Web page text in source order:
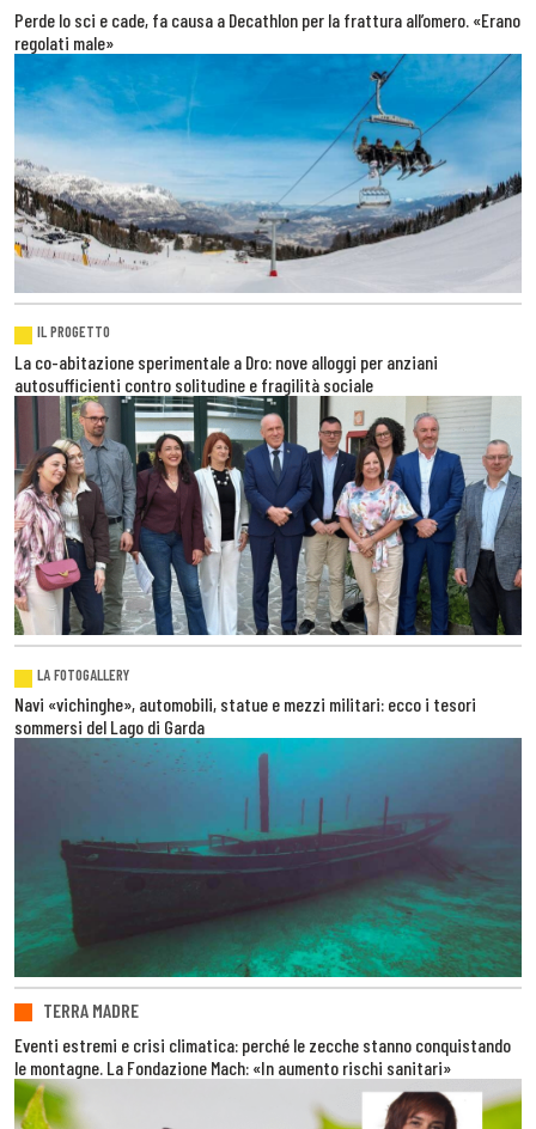
Perde lo sci e cade, fa causa a Decathlon per la frattura all’omero. «Erano
regolati male»
IL PROGETTO
La co-abitazione sperimentale a Dro: nove alloggi per anziani
autosufficienti contro solitudine e fragilità sociale
LA FOTOGALLERY
Navi «vichinghe», automobili, statue e mezzi militari: ecco i tesori
sommersi del Lago di Garda
TERRA MADRE
Eventi estremi e crisi climatica: perché le zecche stanno conquistando
le montagne. La Fondazione Mach: «In aumento rischi sanitari»